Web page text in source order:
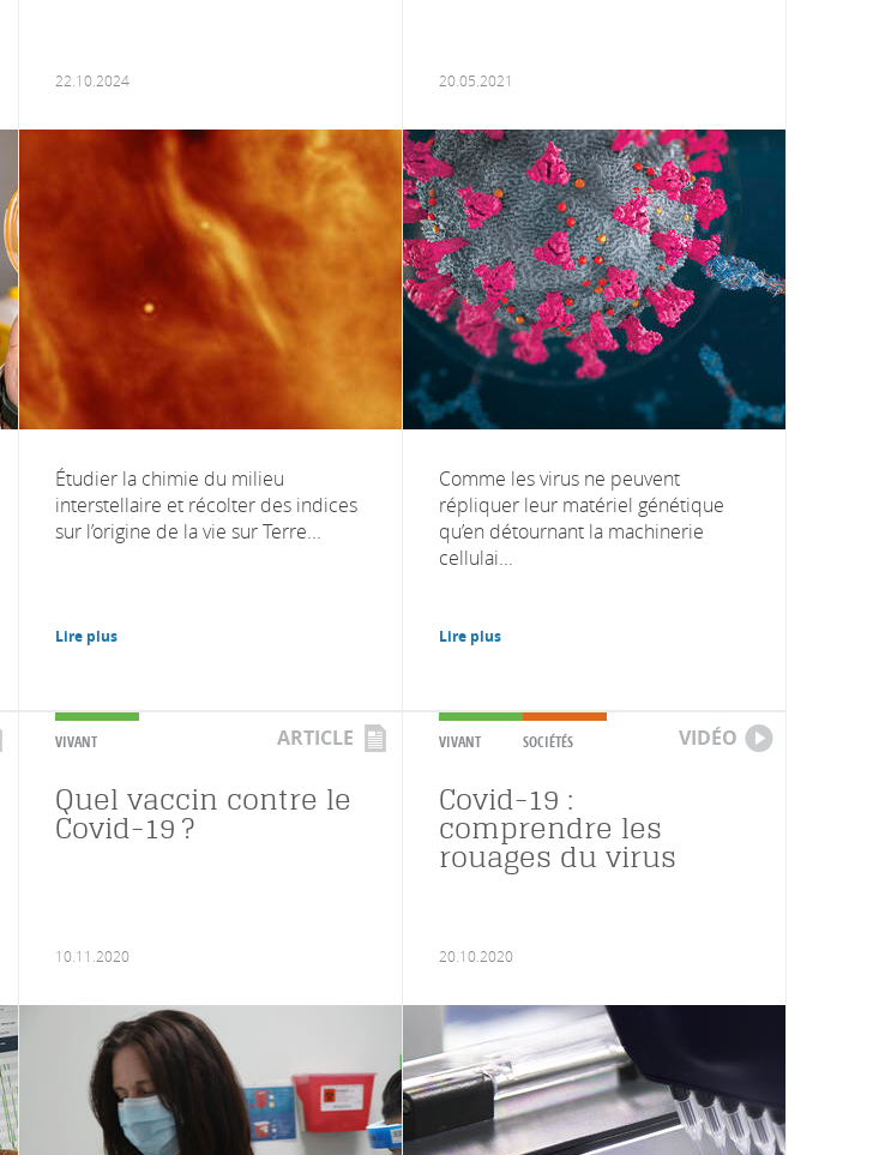
22.10.2024
Étudier la chimie du milieu
interstellaire et récolter des indices
sur l’origine de la vie sur Terre...
Lire plus
20.05.2021
Comme les virus ne peuvent
répliquer leur matériel génétique
qu’en détournant la machinerie
cellulai...
Lire plus
VIVANT ARTICLE
Quel vaccin contre le
Covid-19 ?
10.11.2020
VIVANT SOCIÉTÉS VIDÉO
Covid-19 :
comprendre les
rouages du virus
20.10.2020